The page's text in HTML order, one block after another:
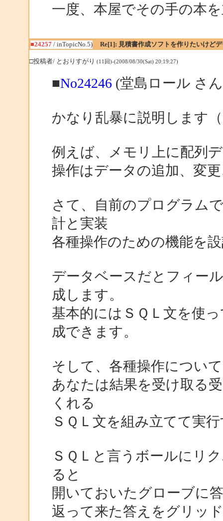
一度、本屋でその手の本
■24257/ inTopicNo.5) Re[1]: 見積書作成ソフトを作りたいけど
□投稿者/ とおりすがり (11回)-(2008/08/30(Sat) 20:19:27)
■No24246(堂島ロール さ
かなり乱暴に説明します
例えば、メモリ上に配列
操作はデータの追加、変
さて、自前のプログラム
計と実装
各種操作のための機能を
データベースだとフィー
成します。
基本的にはＳＱＬ文を使
成できます。
そして、各種操作につい
あなたは結果を受け取る
くれる
ＳＱＬ文を組み立てて実
ＳＱＬと言うボールにリ
ると
開いておいたグローブに
返って来た答えをグリッ